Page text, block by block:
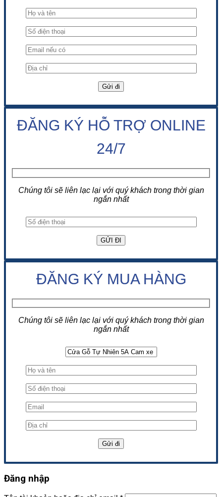
ĐĂNG KÝ HỖ TRỢ ONLINE
24/7
Chúng tôi sẽ liên lạc lại với quý khách trong thời gian
ngắn nhất
ĐĂNG KÝ MUA HÀNG
Chúng tôi sẽ liên lạc lại với quý khách trong thời gian
ngắn nhất
Đăng nhập